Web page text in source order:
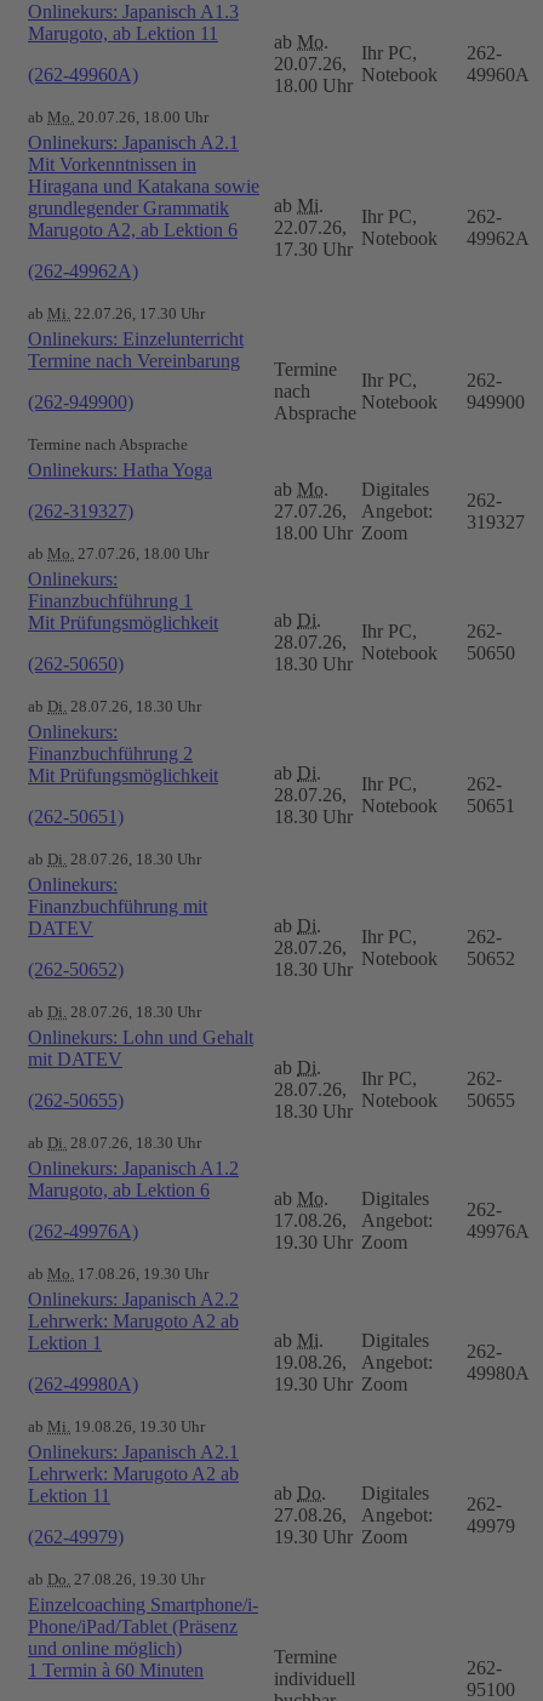
Onlinekurs: Japanisch A1.3
Marugoto, ab Lektion 11
(262-49960A)
ab Mo. 20.07.26, 18.00 Uhr
ab Mo.
20.07.26,
18.00 Uhr
Ihr PC,
Notebook
262-
49960A
Onlinekurs: Japanisch A2.1
Mit Vorkenntnissen in
Hiragana und Katakana sowie
grundlegender Grammatik
Marugoto A2, ab Lektion 6
(262-49962A)
ab Mi. 22.07.26, 17.30 Uhr
ab Mi.
22.07.26,
17.30 Uhr
Ihr PC,
Notebook
262-
49962A
Onlinekurs: Einzelunterricht
Termine nach Vereinbarung
(262-949900)
Termine nach Absprache
Termine
nach
Absprache
Ihr PC,
Notebook
262-
949900
Onlinekurs: Hatha Yoga
(262-319327)
ab Mo. 27.07.26, 18.00 Uhr
ab Mo.
27.07.26,
18.00 Uhr
Digitales
Angebot:
Zoom
262-
319327
Onlinekurs:
Finanzbuchführung 1
Mit Prüfungsmöglichkeit
(262-50650)
ab Di. 28.07.26, 18.30 Uhr
ab Di.
28.07.26,
18.30 Uhr
Ihr PC,
Notebook
262-
50650
Onlinekurs:
Finanzbuchführung 2
Mit Prüfungsmöglichkeit
(262-50651)
ab Di. 28.07.26, 18.30 Uhr
ab Di.
28.07.26,
18.30 Uhr
Ihr PC,
Notebook
262-
50651
Onlinekurs:
Finanzbuchführung mit
DATEV
(262-50652)
ab Di. 28.07.26, 18.30 Uhr
ab Di.
28.07.26,
18.30 Uhr
Ihr PC,
Notebook
262-
50652
Onlinekurs: Lohn und Gehalt
mit DATEV
(262-50655)
ab Di. 28.07.26, 18.30 Uhr
ab Di.
28.07.26,
18.30 Uhr
Ihr PC,
Notebook
262-
50655
Onlinekurs: Japanisch A1.2
Marugoto, ab Lektion 6
(262-49976A)
ab Mo. 17.08.26, 19.30 Uhr
ab Mo.
17.08.26,
19.30 Uhr
Digitales
Angebot:
Zoom
262-
49976A
Onlinekurs: Japanisch A2.2
Lehrwerk: Marugoto A2 ab
Lektion 1
(262-49980A)
ab Mi. 19.08.26, 19.30 Uhr
ab Mi.
19.08.26,
19.30 Uhr
Digitales
Angebot:
Zoom
262-
49980A
Onlinekurs: Japanisch A2.1
Lehrwerk: Marugoto A2 ab
Lektion 11
(262-49979)
ab Do. 27.08.26, 19.30 Uhr
ab Do.
27.08.26,
19.30 Uhr
Digitales
Angebot:
Zoom
262-
49979
Einzelcoaching Smartphone/i-
Phone/iPad/Tablet (Präsenz
und online möglich)
1 Termin à 60 Minuten
Termine
individuell
262-
95100